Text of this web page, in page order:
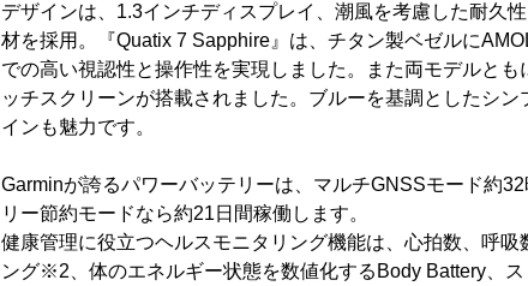
デザインは、1.3インチディスプレイ、潮風を考慮した耐久
材を採用。『Quatix 7 Sapphire』は、チタン製ベゼルに
での高い視認性と操作性を実現しました。また両モデルと
ッチスクリーンが搭載されました。ブルーを基調としたシ
インも魅力です。
Garminが誇るパワーバッテリーは、マルチGNSSモード約
リー節約モードなら約21日間稼働します。
健康管理に役立つヘルスモニタリング機能は、心拍数、呼
ング※2、体のエネルギー状態を数値化するBody Battery、